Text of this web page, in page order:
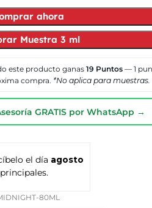
ahora
Muestra 3 ml
este producto ganas 19 Puntos— 1
compra. *No aplica para muestras.
GRATIS por WhatsApp →
el día agosto
80ML